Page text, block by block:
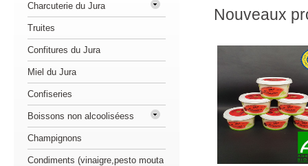
Nouveaux
Charcuterie du Jura
Truites
Confitures du Jura
Miel du Jura
Confiseries
Boissons non alcooliséess
Champignons
Condiments (vinaigre,pesto mouta